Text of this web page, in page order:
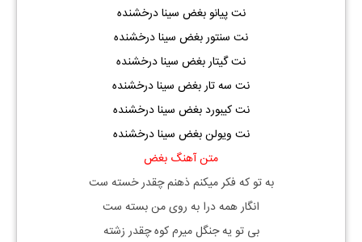
نت پیانو بغض سینا درخشنده
نت سنتور بغض سینا درخشنده
نت گیتار بغض سینا درخشنده
نت سه تار بغض سینا درخشنده
نت کیبورد بغض سینا درخشنده
نت ویولن بغض سینا درخشنده
متن آهنگ بغض
به تو كه فكر ميكنم ذهنم چقدر خسته ست
انگار همه درا به روى من بسته ست
بى تو یه جنگل ميرم كوه چقدر زشته